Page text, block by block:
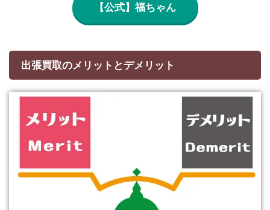
【公式】福ちゃん
出張買取のメリットとデメリット